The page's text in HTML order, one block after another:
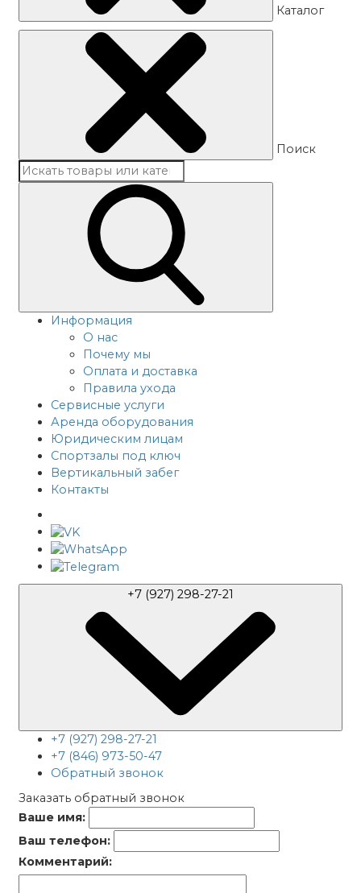
Каталог
Поиск
Информация
О нас
Почему мы
Оплата и доставка
Правила ухода
Сервисные услуги
Аренда оборудования
Юридическим лицам
Спортзалы под ключ
Вертикальный забег
Контакты
+7 (927) 298-27-21
+7 (846) 973-50-47
Обратный звонок
Заказать обратный звонок
Ваше имя:
Ваш телефон:
Комментарий: